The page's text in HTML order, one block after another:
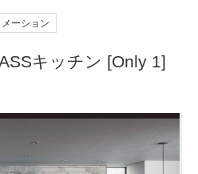
ーション
キッチン [Only 1]